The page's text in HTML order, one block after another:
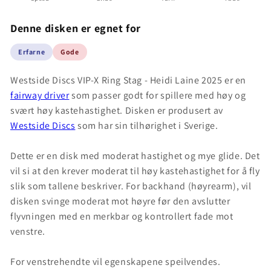
Denne disken er egnet for
Erfarne Gode
Westside Discs VIP-X Ring Stag - Heidi Laine 2025 er en
fairway driversom passer godt for spillere med høy og
svært høy kastehastighet. Disken er produsert av
Westside Discs som har sin tilhørighet i Sverige.
Dette er en disk med moderat hastighet og mye glide. Det
vil si at den krever moderat til høy kastehastighet for å fly
slik som tallene beskriver. For backhand (høyrearm), vil
disken svinge moderat mot høyre før den avslutter
flyvningen med en merkbar og kontrollert fade mot
venstre.
For venstrehendte vil egenskapene speilvendes.